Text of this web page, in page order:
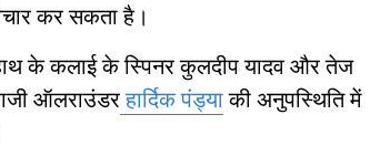
कर सकता है।
के कलाई के स्पिनर कुलदीप यादव और तेज
ऑलराउंडरहार्दिक पंड्याकी अनुपस्थिति में